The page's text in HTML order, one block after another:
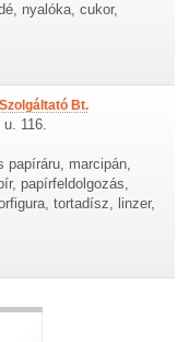
nyalóka, cukor,
Bt.
116.
papíráru, marcipán,
papírfeldolgozás,
tortadísz, linzer,